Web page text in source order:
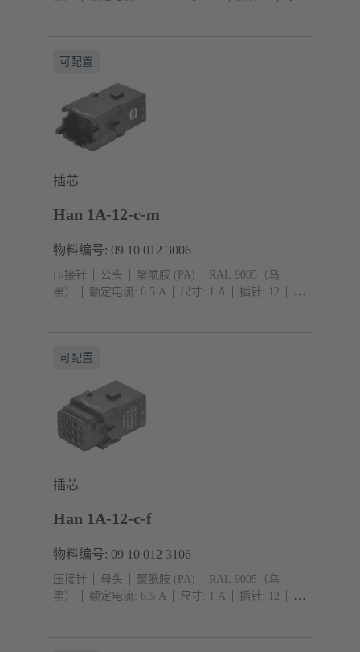
可配置
插芯
Han 1A-12-c-m
物料编号: 09 10 012 3006
压接针 公头 聚酰胺 (PA)
RAL 9005（乌
黑）
额定电流: ‌6.5 A 尺寸: 1 A 插针: 12
导
可配置
插芯
Han 1A-12-c-f
物料编号: 09 10 012 3106
压接针 母头 聚酰胺 (PA)
RAL 9005（乌
黑）
额定电流: ‌6.5 A 尺寸: 1 A 插针: 12
导